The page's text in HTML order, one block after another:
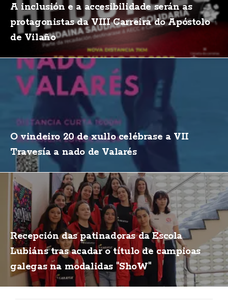
A inclusión e a accesibilidade serán as
protagonistas da VIII Carreira do Apóstolo
de Vilaño
O vindeiro 20 de xullo celébrase a VII
Travesía a nado de Valarés
Recepción das patinadoras da Escola
Lubiáns tras acadar o título de campioas
galegas na modalidas "ShoW"